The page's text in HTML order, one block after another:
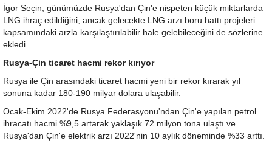
İgor Seçin, günümüzde Rusya'dan Çin'e nispeten küçük miktarlarda
LNG ihraç edildiğini, ancak gelecekte LNG arzı boru hattı projeleri
kapsamındaki arzla karşılaştırılabilir hale gelebileceğini de sözlerine
ekledi.
Rusya-Çin ticaret hacmi rekor kırıyor
Rusya ile Çin arasındaki ticaret hacmi yeni bir rekor kırarak yıl
sonuna kadar 180-190 milyar dolara ulaşabilir.
Ocak-Ekim 2022'de Rusya Federasyonu'ndan Çin'e yapılan petrol
ihracatı hacmi %9,5 artarak yaklaşık 72 milyon tona ulaştı ve
Rusya'dan Çin'e elektrik arzı 2022'nin 10 aylık döneminde %33 arttı.